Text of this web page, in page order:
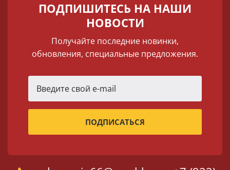
ПОДПИШИТЕСЬ НА НАШИ
НОВОСТИ
Получайте последние новинки,
обновления, специальные предложения.